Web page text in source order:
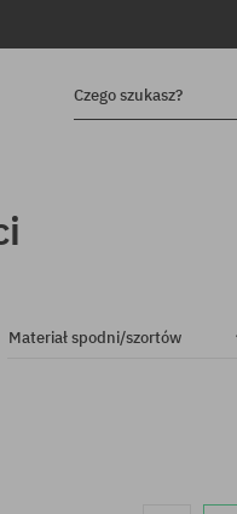
Czego szukasz?
Materiał spodni/szortów